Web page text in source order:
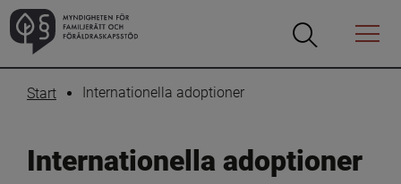
Öppna
Öppna
Menyn
Start Internationella adoptioner
Internationella adoptioner